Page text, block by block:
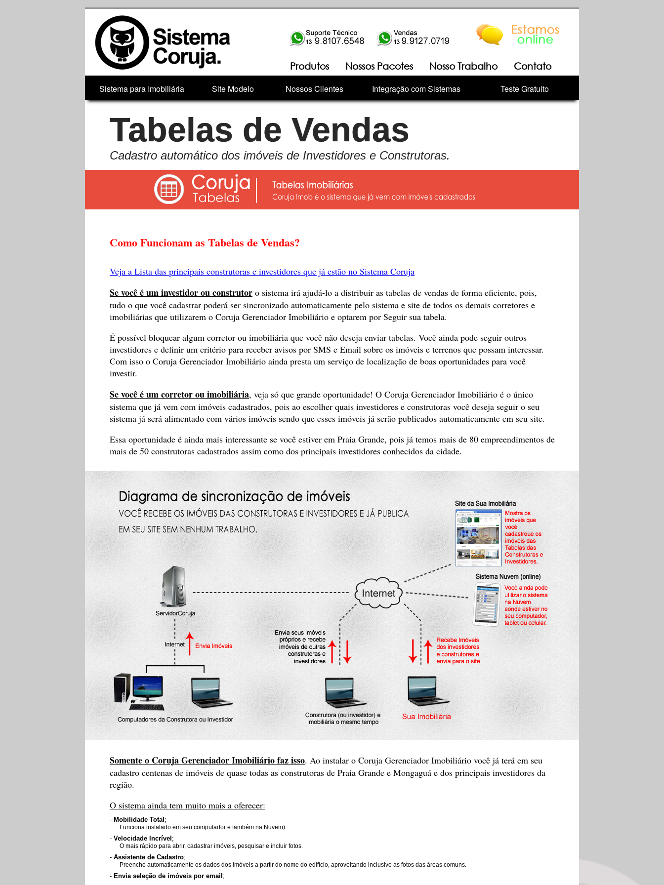
Produtos Nossos Pacotes Nosso Trabalho
Contato
Sistema para Imobiliária
Site Modelo Nossos Clientes Integração com Sistemas Teste Gratuito
Tabelas de Vendas
Cadastro automático dos imóveis de Investidores e Construtoras.
Como Funcionam as Tabelas de Vendas?
Veja a Lista das principais construtoras e investidores que já estão no Sistema Coruja
Se você é um investidor ou construtor o sistema irá ajudá-lo a distribuir as tabelas de vendas de forma eficiente, pois,
tudo o que você cadastrar poderá ser sincronizado automaticamente pelo sistema e site de todos os demais corretores e
imobiliárias que utilizarem o Coruja Gerenciador Imobiliário e optarem por Seguir sua tabela.
É possível bloquear algum corretor ou imobiliária que você não deseja enviar tabelas. Você ainda pode seguir outros
investidores e definir um critério para receber avisos por SMS e Email sobre os imóveis e terrenos que possam interessar.
Com isso o Coruja Gerenciador Imobiliário ainda presta um serviço de localização de boas oportunidades para você
investir.
Se você é um corretor ou imobiliária, veja só que grande oportunidade! O Coruja Gerenciador Imobiliário é o único
sistema que já vem com imóveis cadastrados, pois ao escolher quais investidores e construtoras você deseja seguir o seu
sistema já será alimentado com vários imóveis sendo que esses imóveis já serão publicados automaticamente em seu site.
Essa oportunidade é ainda mais interessante se você estiver em Praia Grande, pois já temos mais de 80 empreendimentos de
mais de 50 construtoras cadastrados assim como dos principais investidores conhecidos da cidade.
Somente o Coruja Gerenciador Imobiliário faz isso. Ao instalar o Coruja Gerenciador Imobiliário você já terá em seu
cadastro centenas de imóveis de quase todas as construtoras de Praia Grande e Mongaguá e dos principais investidores da
região.
O sistema ainda tem muito mais a oferecer:
- Mobilidade Total ;
Funciona instalado em seu computador e também na Nuvem).
- Velocidade Incrível ;
O mais rápido para abrir, cadastrar imóveis, pesquisar e incluir fotos.
- Assistente de Cadastro;
Preenche automaticamente os dados dos imóveis a partir do nome do edifício, aproveitando inclusive as fotos das áreas comuns.
- Envia seleção de imóveis por email ;